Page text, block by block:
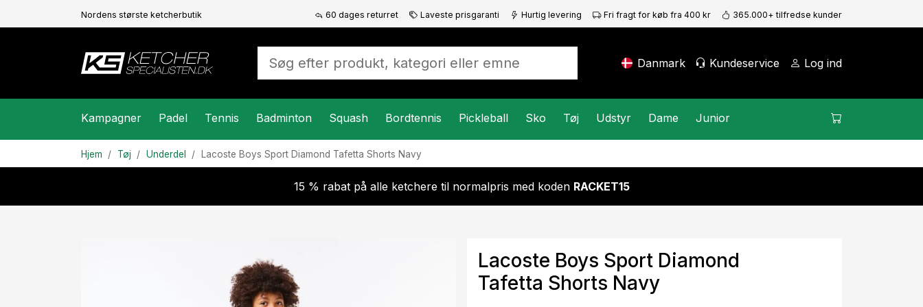
Nordens største ketcherbutik 60 dages returret Laveste prisgaranti Hurtig levering Fri fragt for køb fra 400 kr 365.000+ tilfredse kunder
Danmark Kundeservice Log ind
Kampagner Padel Tennis Badminton Squash Bordtennis Pickleball Sko Tøj Udstyr Dame Junior
Hjem Tøj Underdel Lacoste Boys Sport Diamond Tafetta Shorts Navy
15 % rabat på alle ketchere til normalpris med koden RACKET15
Lacoste Boys Sport Diamond
Tafetta Shorts Navy